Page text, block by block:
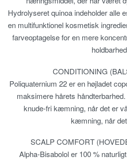
Hydrolyseret quinoa indeholder alle
en multifunktionel kosmetisk
farveoptagelse for en mere
CONDITIONING
Poliquaternium 22 er en højladet
maksimere hårets
knude-fri kæmning, når det er
kæmning, når
SCALP COMFORT
Alpha-Bisabolol er 100 %